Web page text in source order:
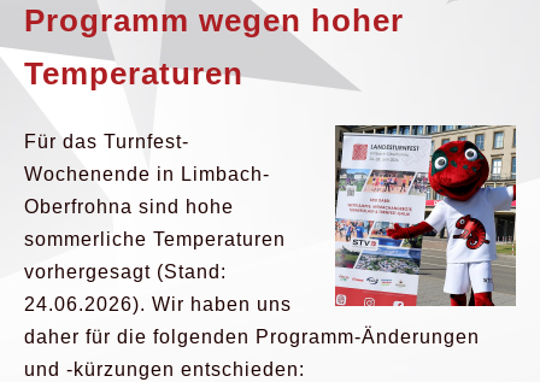
Programm wegen hoher
Temperaturen
Für das Turnfest-
Wochenende in Limbach-
Oberfrohna sind hohe
sommerliche Temperaturen
vorhergesagt (Stand:
24.06.2026). Wir haben uns
daher für die folgenden Programm-Änderungen
und -kürzungen entschieden: